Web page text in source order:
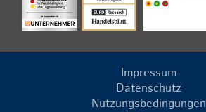
Impressum
Datenschutz
Nutzungsbedingungen